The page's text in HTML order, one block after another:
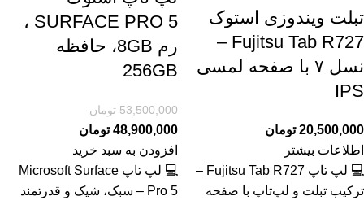
تبلت ویندوزی استوک
Fujitsu Tab R727 –
نسل ۷ با صفحه لمسی
IPS
20,500,000 تومان
اطلاعات بیشتر
💻 لپ تاپ Fujitsu Tab R727 –
ترکیب تبلت و لپ‌تاپ با صفحه
SURFACE PRO 5 ،
رم 8GB، حافظه
256GB
53,500,000 تومان
48,900,000 تومان
افزودن به سبد خرید
💻 لپ تاپ Microsoft Surface
Pro 5 – سبک، شیک و قدرتمند